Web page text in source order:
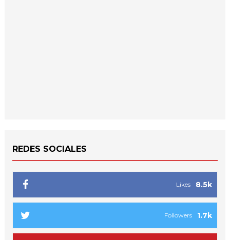
REDES SOCIALES
8.5k
Likes
1.7k
Followers